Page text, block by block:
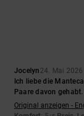
Jocelyn 24. Mai 2026
Ich liebe die
Paare davon gehabt.
Original anzeigen -